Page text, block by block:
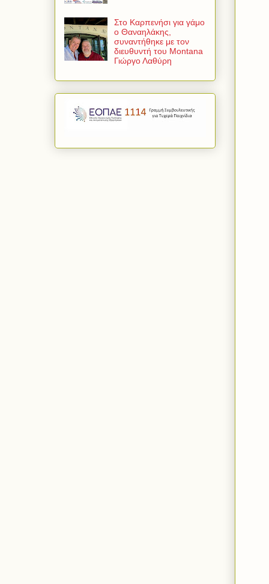
Στο Καρπενήσι για γάμο
ο Θαναηλάκης,
συναντήθηκε με τον
διευθυντή του Montana
Γιώργο Λαθύρη